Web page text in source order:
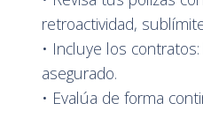
retroactividad,
• Incluye los
asegurado.
• Evalúa de forma